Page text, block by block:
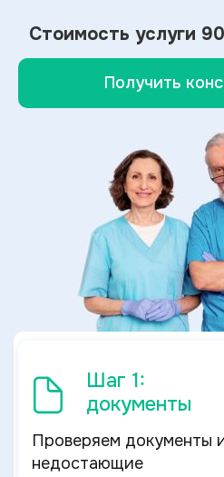
Стоимость услуги
Получить
Шаг 1:
документы
Проверяем документы
недостающие